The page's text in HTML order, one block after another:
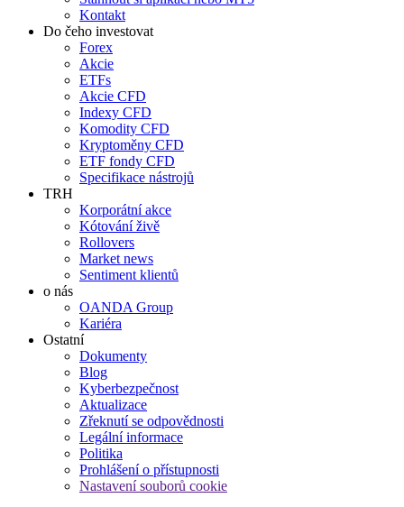
Kontakt
Do čeho investovat
Forex
Akcie
ETFs
Akcie CFD
Indexy CFD
Komodity CFD
Kryptoměny CFD
ETF fondy CFD
Specifikace nástrojů
TRH
Korporátní akce
Kótování živě
Rollovers
Market news
Sentiment klientů
o nás
OANDA Group
Kariéra
Ostatní
Dokumenty
Blog
Kyberbezpečnost
Aktualizace
Zřeknutí se odpovědnosti
Legální informace
Politika
Prohlášení o přístupnosti
Nastavení souborů cookie